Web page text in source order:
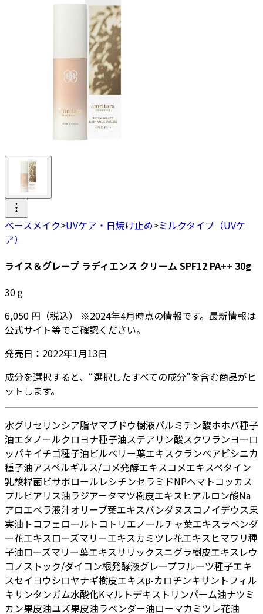
ベースメイク>UVケア・日焼け止め>ミルクタイプ（UVケ
ア）
ライス＆グレープ ラディエンス クリーム SPF12 PA++ 30g
30g
6,050 円 （税込） ※2024年4月時点の情報です。最新情報は
公式サイト等でご確認ください。
発売日： 2022年1月13日
成分を選択すると、“選択したすべての成分”を含む商品がヒ
ットします。
水グリセリンシア脂ヤマブドウ樹液パルミチン酸ホホバ種子
油エタノールクロヨナ種子油ステアリン酸スクワランヨーロ
ッパキイチゴ種子油ビルベリー葉エキスクランベアビシニカ
種子油アスペルギルス/コメ発酵エキスコメエキスベタイン
乳酸桿菌ビサボロールレシチンセラミドNPヘマトコッカス
プルビアリス油ラジアータマツ樹皮エキスヒアルロン酸Na
アロエベラ液汁オリーブ葉エキスパンダヌスコノイデウス果
実油 トコフェロール トコトリエノールチャ葉エキスラベンダ
ー花エキスローズマリーエキスカミツレ花エキスヒマワリ種
子油ローズマリー葉エキスサリックスニグラ樹皮エキスレウ
コノストック/ダイコン根発酵液グレープフルーツ種子エキ
スセイヨウシロヤナギ樹皮エキスβ-カロチンキサントフィル
キサンタンガム水酸化Kマルトデキストリンパーム油ナツミ
カン果皮油ユズ果皮油ラベンダー油ローマカミツレ花油